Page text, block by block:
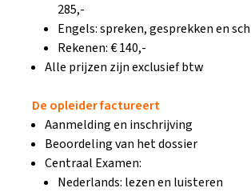
285,-
Engels: spreken, gesprekken en
Rekenen: € 140,-
Alle prijzen zijn exclusief btw
De opleider factureert
Aanmelding en inschrijving
Beoordeling van het dossier
Centraal Examen:
Nederlands: lezen en luisteren